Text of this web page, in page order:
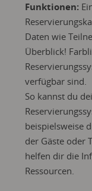
Funktionen:
Daten wie
Überblick!
verfügbar sind.
So kannst du
beispielsweise
der Gäste oder
helfen dir die
Ressourcen.